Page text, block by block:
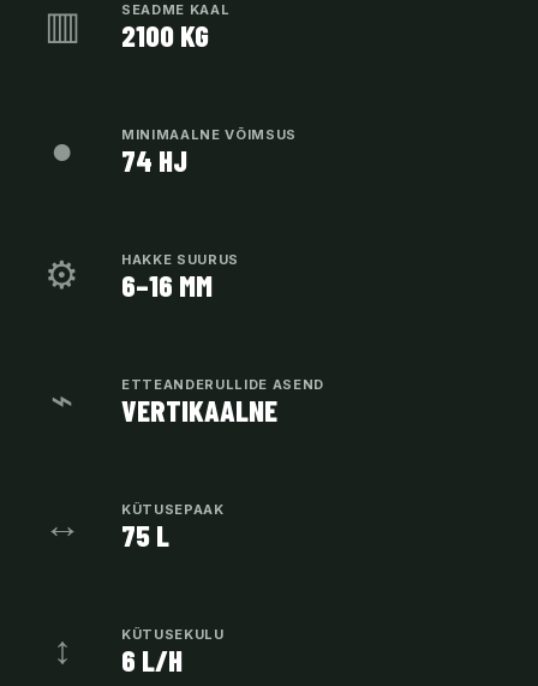
▥ SEADME KAAL
2100 KG
● MINIMAALNE VÕIMSUS
74 HJ
⚙ HAKKE SUURUS
6–16 MM
⌁ ETTEANDERULLIDE ASEND
VERTIKAALNE
↔ KÜTUSEPAAK
75 L
↕ KÜTUSEKULU
6 L/H